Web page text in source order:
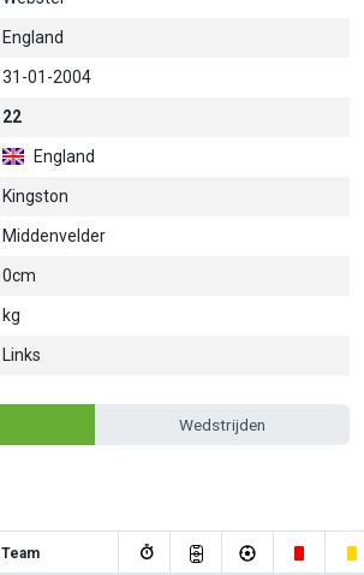
England
31-01-2004
22
England
Kingston
Middenvelder
0cm
kg
Links
Wedstrijden
Team